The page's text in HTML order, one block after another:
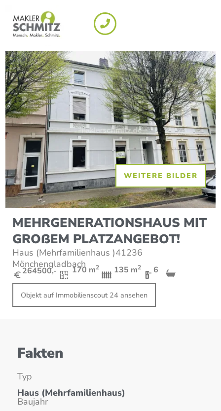
WEITERE BILDER
MEHRGENERATIONSHAUS MIT
GROßEM PLATZANGEBOT!
Haus (Mehrfamilienhaus )41236
Mönchengladbach
264500,- 170 m2 135 m2 6
Objekt auf Immobilienscout 24 ansehen
Fakten
Typ
Haus (Mehrfamilienhaus)
Baujahr